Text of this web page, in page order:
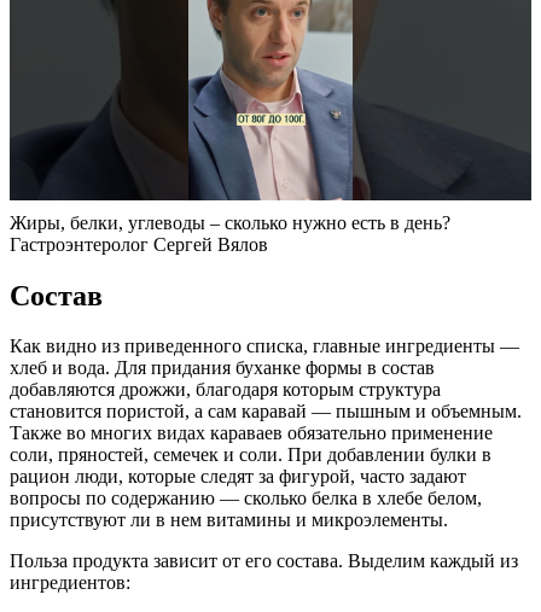
Жиры, белки, углеводы – сколько нужно есть в день?
Гастроэнтеролог Сергей Вялов
Состав
Как видно из приведенного списка, главные ингредиенты —
хлеб и вода. Для придания буханке формы в состав
добавляются дрожжи, благодаря которым структура
становится пористой, а сам каравай — пышным и объемным.
Также во многих видах караваев обязательно применение
соли, пряностей, семечек и соли. При добавлении булки в
рацион люди, которые следят за фигурой, часто задают
вопросы по содержанию — сколько белка в хлебе белом,
присутствуют ли в нем витамины и микроэлементы.
Польза продукта зависит от его состава. Выделим каждый из
ингредиентов: